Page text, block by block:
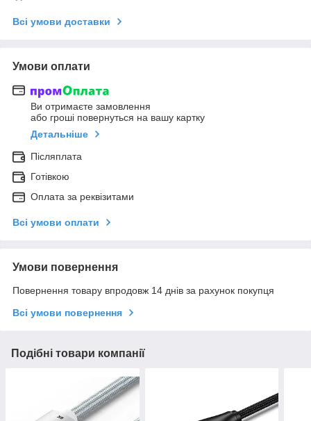
Всі умови доставки
Умови оплати
Ви отримаєте замовлення
або гроші повернуться на вашу картку
Детальніше
Післяплата
Готівкою
Оплата за реквізитами
Всі умови оплати
Умови повернення
Повернення товару впродовж 14 днів за рахунок покупця
Всі умови повернення
Подібні товари компанії